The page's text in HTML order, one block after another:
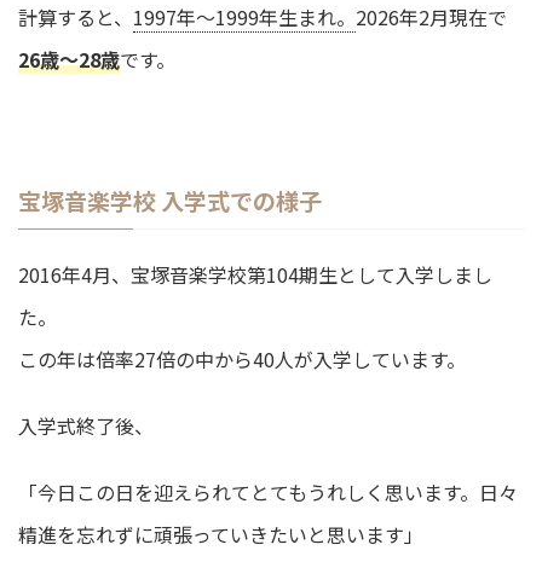
計算すると、 1997年～1999年生まれ。 2026年2月現在で
26歳～28歳です。
宝塚音楽学校 入学式での様子
2016年4月、宝塚音楽学校第104期生として入学しまし
た。
この年は倍率27倍の中から40人が入学しています。
入学式終了後、
「今日この日を迎えられてとてもうれしく思います。日々
精進を忘れずに頑張っていきたいと思います」